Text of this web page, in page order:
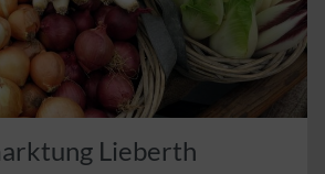
Lieberth